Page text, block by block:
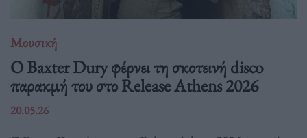
Μουσική
Ο Baxter Dury φέρνει τη σκοτεινή disco
παρακμή του στο Release Athens 2026
20.05.26